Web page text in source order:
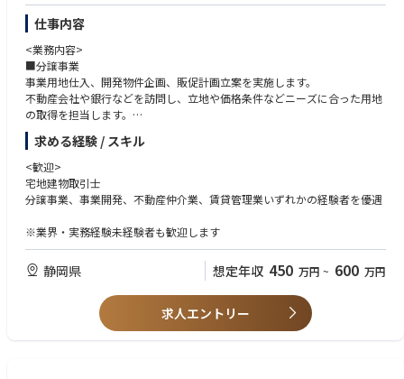
仕事内容
<業務内容>
■分譲事業
事業用地仕入、開発物件企画、販促計画立案を実施します。
不動産会社や銀行などを訪問し、立地や価格条件などニーズに合った用地
の取得を担当します。
土地を選定後、物件のコンセプトを策定。各部門と連携し、木内建設株式
会社をはじめとするゼネコンや設計会社、広告会社などの協力会社を牽引
し、プロジェクト完了まで導きます。
物件のコンセプトワーク、広告やパンフレットの制作打合わせなど販売促
進計画の立案も担当します。
■事業開発
でも多いのが、地主様への土地活用の提案。新規に賃貸マンションを建て
るとなると取引額も当然大きくなります。土地の有効活用を行う上でのお
客様の不安を一つひとつ解決していくことが大切です。
また、当社が取得した事業用地の魅力や価値を最大限に引き出すことがで
きる新しい街づくりプランを立案し、複合施設や工場、店舗、オフィスな
求める経験 / スキル
<歓迎>
宅地建物取引士
分譲事業、事業開発、不動産仲介業、賃貸管理業いずれかの経験者を優遇
※業界・実務経験未経験者も歓迎します
静岡県 想定年収 450 万円 ~ 600 万円
求人エントリー